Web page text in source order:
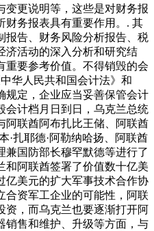
变更说明等，这些是对财务报
财务报表具有重要作用。. 其
报告、财务风险分析报告、税
济活动的深入分析和研究结
重要参考价值。不得销毁的会
华人民共和国会计法》和
规定，企业应当妥善保管会计
会计档月日到日，乌克兰总统
阿联酋阿布扎比王储、阿联酋
·扎耶德·阿勒纳哈扬、阿联酋
兼国防部长穆罕默德等进行了
和阿联酋签署了价值数十亿美
亿美元的扩大军事技术合作协
合资军工企业的可能性，阿联
资，而乌克兰也要逐渐打开阿
销售和维护、升级等方面，与